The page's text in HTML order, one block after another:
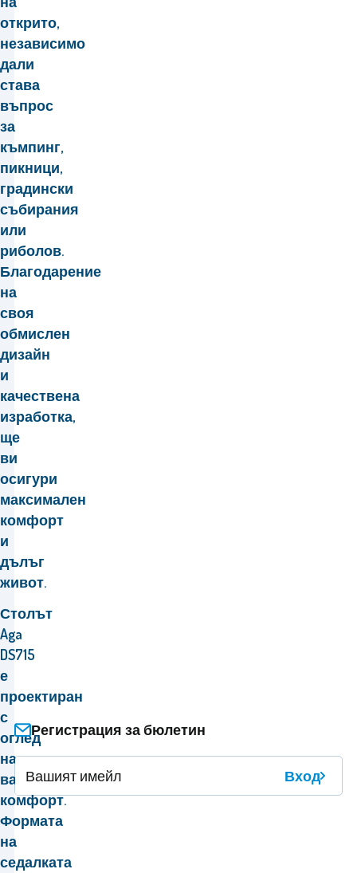
открито,
независимо
дали
става
въпрос
за
къмпинг,
пикници,
градински
събирания
или
риболов.
Благодарение
на
своя
обмислен
дизайн
и
качествена
изработка,
ще
ви
осигури
максимален
комфорт
и
дълъг
живот.
Столът
Aga
DS715
е
проектиран
с
оглед
на
вашия
комфорт.
Формата
на
седалката
Регистрация за бюлетин
Вход